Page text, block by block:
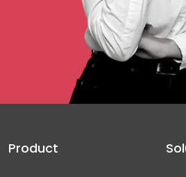
Product